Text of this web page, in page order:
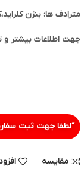
مترادف ها: بنزن
جهت اطلاعات بیشتر
“لطفا جهت ثبت
مقایسه